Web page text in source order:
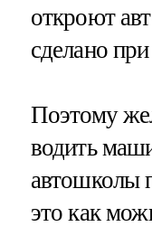
откроют
сделано
Поэтому
водить
автошколы
это как